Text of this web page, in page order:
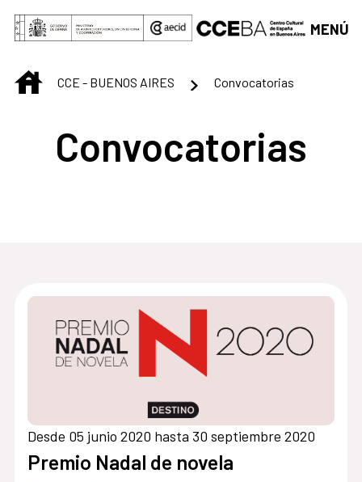
Saltar al contenido principal
MENÚ
INICIOCCE - BUENOS AIRES Convocatorias
Convocatorias
Desde 05 junio 2020 hasta 30 septiembre 2020
Premio Nadal de novela